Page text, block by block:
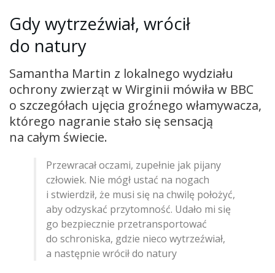
Gdy wytrzeźwiał, wrócił
do natury
Samantha Martin z lokalnego wydziału
ochrony zwierząt w Wirginii mówiła w BBC
o szczegółach ujęcia groźnego włamywacza,
którego nagranie stało się sensacją
na całym świecie.
Przewracał oczami, zupełnie jak pijany
człowiek. Nie mógł ustać na nogach
i stwierdził, że musi się na chwilę położyć,
aby odzyskać przytomność. Udało mi się
go bezpiecznie przetransportować
do schroniska, gdzie nieco wytrzeźwiał,
a następnie wrócił do natury